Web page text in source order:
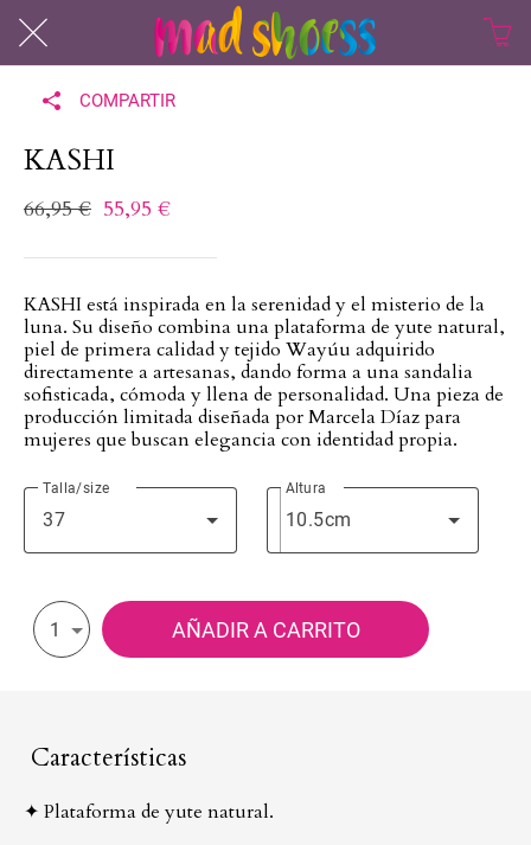
COMPARTIR
KASHI
66,95 € 55,95 €
KASHI está inspirada en la serenidad y el misterio de la
luna. Su diseño combina una plataforma de yute natural,
piel de primera calidad y tejido Wayúu adquirido
directamente a artesanas, dando forma a una sandalia
sofisticada, cómoda y llena de personalidad. Una pieza de
producción limitada diseñada por Marcela Díaz para
mujeres que buscan elegancia con identidad propia.
Talla/size
37
Altura
10.5cm
1 AÑADIR A CARRITO
Características
✦ Plataforma de yute natural.